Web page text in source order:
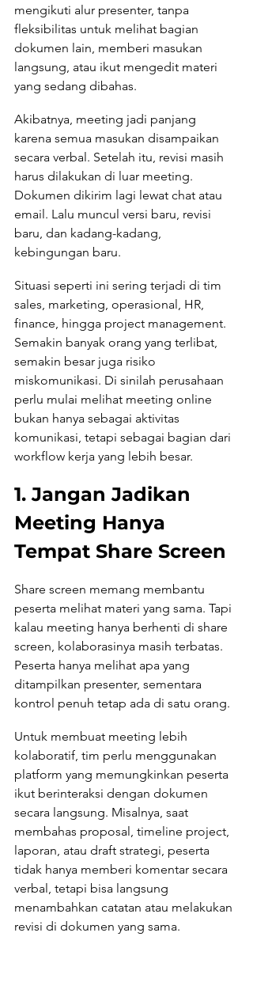
mengikuti alur presenter, tanpa
fleksibilitas untuk melihat bagian
dokumen lain, memberi masukan
langsung, atau ikut mengedit materi
yang sedang dibahas.
Akibatnya, meeting jadi panjang
karena semua masukan disampaikan
secara verbal. Setelah itu, revisi masih
harus dilakukan di luar meeting.
Dokumen dikirim lagi lewat chat atau
email. Lalu muncul versi baru, revisi
baru, dan kadang-kadang,
kebingungan baru.
Situasi seperti ini sering terjadi di tim
sales, marketing, operasional, HR,
finance, hingga project management.
Semakin banyak orang yang terlibat,
semakin besar juga risiko
miskomunikasi. Di sinilah perusahaan
perlu mulai melihat meeting online
bukan hanya sebagai aktivitas
komunikasi, tetapi sebagai bagian dari
workflow kerja yang lebih besar.
1. Jangan Jadikan
Meeting Hanya
Tempat Share Screen
Share screen memang membantu
peserta melihat materi yang sama. Tapi
kalau meeting hanya berhenti di share
screen, kolaborasinya masih terbatas.
Peserta hanya melihat apa yang
ditampilkan presenter, sementara
kontrol penuh tetap ada di satu orang.
Untuk membuat meeting lebih
kolaboratif, tim perlu menggunakan
platform yang memungkinkan peserta
ikut berinteraksi dengan dokumen
secara langsung. Misalnya, saat
membahas proposal, timeline project,
laporan, atau draft strategi, peserta
tidak hanya memberi komentar secara
verbal, tetapi bisa langsung
menambahkan catatan atau melakukan
revisi di dokumen yang sama.